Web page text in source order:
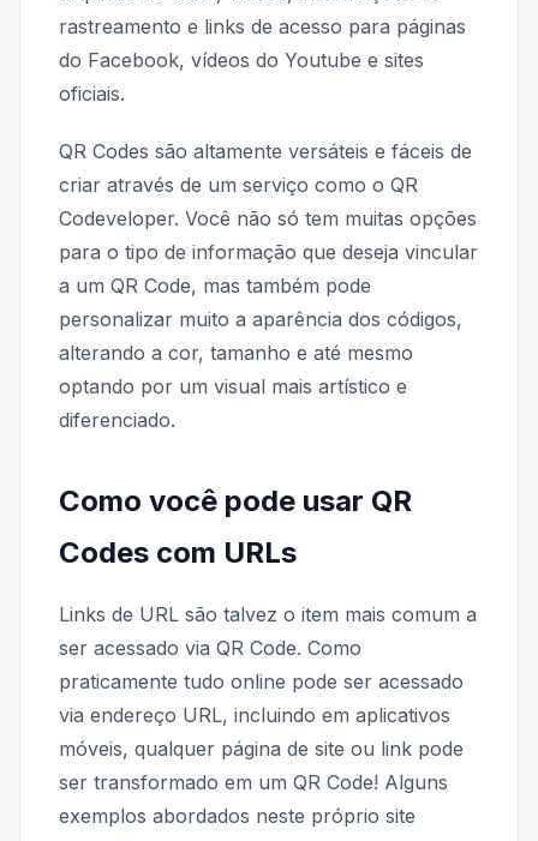
rastreamento e links de acesso para páginas
do Facebook, vídeos do Youtube e sites
oficiais.
QR Codes são altamente versáteis e fáceis de
criar através de um serviço como o QR
Codeveloper. Você não só tem muitas opções
para o tipo de informação que deseja vincular
a um QR Code, mas também pode
personalizar muito a aparência dos códigos,
alterando a cor, tamanho e até mesmo
optando por um visual mais artístico e
diferenciado.
Como você pode usar QR
Codes com URLs
Links de URL são talvez o item mais comum a
ser acessado via QR Code. Como
praticamente tudo online pode ser acessado
via endereço URL, incluindo em aplicativos
móveis, qualquer página de site ou link pode
ser transformado em um QR Code! Alguns
exemplos abordados neste próprio site